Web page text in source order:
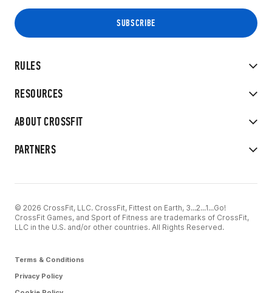
RULES
RESOURCES
ABOUT CROSSFIT
PARTNERS
© 2026 CrossFit, LLC. CrossFit, Fittest on Earth, 3...2...1...Go!
CrossFit Games, and Sport of Fitness are trademarks of CrossFit,
LLC in the U.S. and/or other countries. All Rights Reserved.
Terms & Conditions
Privacy Policy